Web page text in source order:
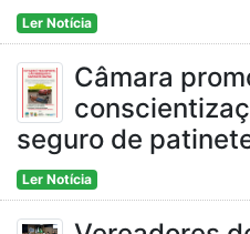
Ler Notícia
Câmara
seguro de
Ler Notícia